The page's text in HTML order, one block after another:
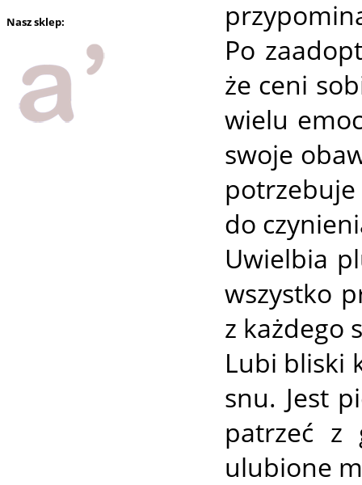
Nasz sklep:
Po
że ceni
wielu
swoje
do
Uwielbia
wszystko
z każdego
Lubi bliski
snu. Jest
patrzeć z
ulubione